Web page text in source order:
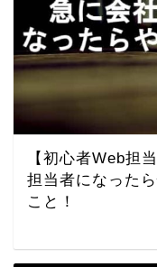
【初心者Web担
担当者になった
こと！